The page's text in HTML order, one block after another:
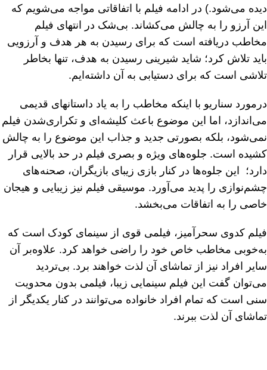
دیده می‌شود.) در ادامه فیلم با اتفاقاتی مواجه می‌شویم که
این آرزو را به چالش می‌کشاند. بی‌شک در انتهای فیلم
مخاطب دریافته است که برای رسیدن به هر هدف و آرزویی
باید تلاش کرد؛ شاید شیرینی رسیدن به هدف، تنها بخاطر
تلاشی است که برای دستیابی به آن داشته‌ایم.
درمورد سناریو با اینکه مخاطب را به یاد داستانهای قدیمی
می‌اندازد، اما این موضوع باعث کلیشه‌ای و تکراری‌شدن فیلم
نمی‌شود، بلکه بصورتی جدید و جذاب این موضوع را به چالش
کشیده است. جلوه‌های ویژه و بصری فیلم در حد بالایی قرار
دارد؛ این جلوه‌ها در کنار بازی زیبای بازیگران، صحنه‌های
چشم‌نوازی را پدید می‌آورد. موسیقی فیلم نیز زیبایی و هیجان
خاصی را به اتفاقات می‌بخشد.
فیلم کدوی سحرآمیز، فیلمی قوی از سینمای کودک است که
به‌خوبی مخاطب خاص خود را راضی خواهد کرد. علاوه‌بر آن
سایر افراد نیز از تماشای آن لذت خواهند برد. بی‌تردید
می‌توان گفت این فیلم سینمایی زیبا، فیلمی بدون محدویت
سنی است که تمام افراد خانواده می‌توانند در کنار یکدیگر از
تماشای آن لذت ببرند.